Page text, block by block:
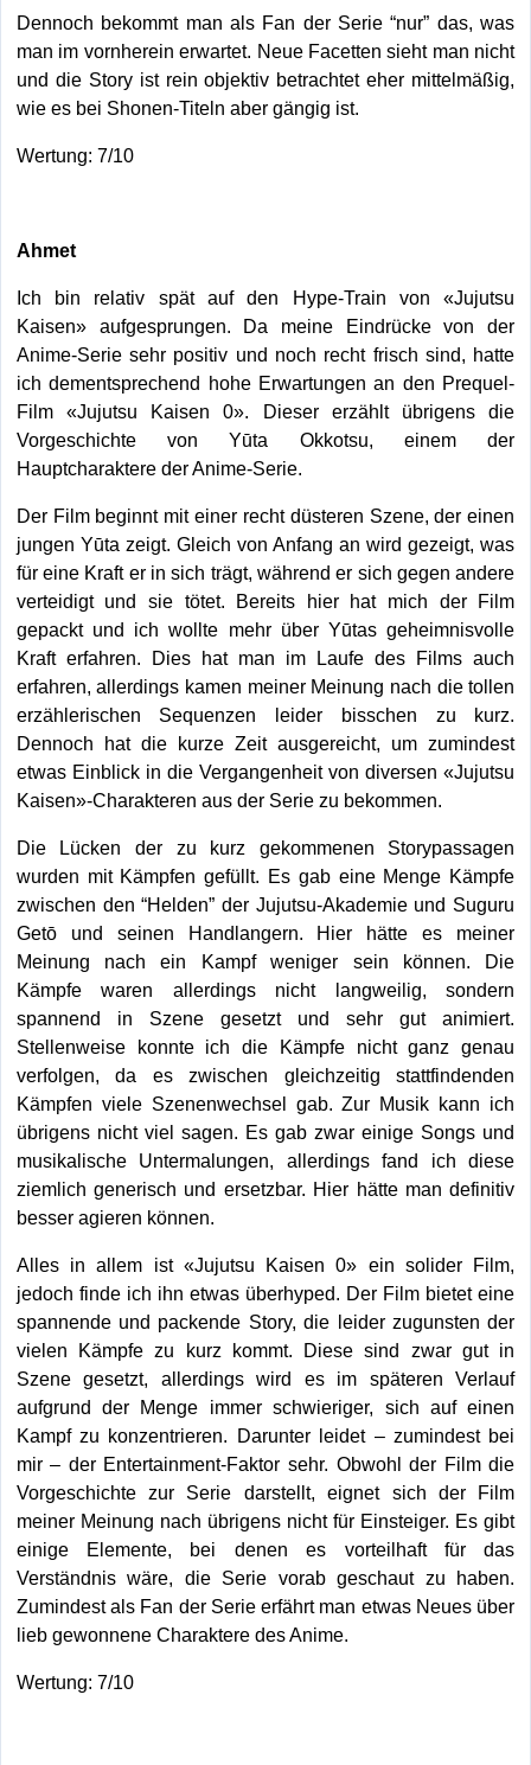
Dennoch bekommt man als Fan der Serie “nur” das, was
man im vornherein erwartet. Neue Facetten sieht man nicht
und die Story ist rein objektiv betrachtet eher mittelmäßig,
wie es bei Shonen-Titeln aber gängig ist.
Wertung: 7/10
Ahmet
Ich bin relativ spät auf den Hype-Train von «Jujutsu
Kaisen» aufgesprungen. Da meine Eindrücke von der
Anime-Serie sehr positiv und noch recht frisch sind, hatte
ich dementsprechend hohe Erwartungen an den Prequel-
Film «Jujutsu Kaisen 0». Dieser erzählt übrigens die
Vorgeschichte von Yūta Okkotsu, einem der
Hauptcharaktere der Anime-Serie.
Der Film beginnt mit einer recht düsteren Szene, der einen
jungen Yūta zeigt. Gleich von Anfang an wird gezeigt, was
für eine Kraft er in sich trägt, während er sich gegen andere
verteidigt und sie tötet. Bereits hier hat mich der Film
gepackt und ich wollte mehr über Yūtas geheimnisvolle
Kraft erfahren. Dies hat man im Laufe des Films auch
erfahren, allerdings kamen meiner Meinung nach die tollen
erzählerischen Sequenzen leider bisschen zu kurz.
Dennoch hat die kurze Zeit ausgereicht, um zumindest
etwas Einblick in die Vergangenheit von diversen «Jujutsu
Kaisen»-Charakteren aus der Serie zu bekommen.
Die Lücken der zu kurz gekommenen Storypassagen
wurden mit Kämpfen gefüllt. Es gab eine Menge Kämpfe
zwischen den “Helden” der Jujutsu-Akademie und Suguru
Getō und seinen Handlangern. Hier hätte es meiner
Meinung nach ein Kampf weniger sein können. Die
Kämpfe waren allerdings nicht langweilig, sondern
spannend in Szene gesetzt und sehr gut animiert.
Stellenweise konnte ich die Kämpfe nicht ganz genau
verfolgen, da es zwischen gleichzeitig stattfindenden
Kämpfen viele Szenenwechsel gab. Zur Musik kann ich
übrigens nicht viel sagen. Es gab zwar einige Songs und
musikalische Untermalungen, allerdings fand ich diese
ziemlich generisch und ersetzbar. Hier hätte man definitiv
besser agieren können.
Alles in allem ist «Jujutsu Kaisen 0» ein solider Film,
jedoch finde ich ihn etwas überhyped. Der Film bietet eine
spannende und packende Story, die leider zugunsten der
vielen Kämpfe zu kurz kommt. Diese sind zwar gut in
Szene gesetzt, allerdings wird es im späteren Verlauf
aufgrund der Menge immer schwieriger, sich auf einen
Kampf zu konzentrieren. Darunter leidet – zumindest bei
mir – der Entertainment-Faktor sehr. Obwohl der Film die
Vorgeschichte zur Serie darstellt, eignet sich der Film
meiner Meinung nach übrigens nicht für Einsteiger. Es gibt
einige Elemente, bei denen es vorteilhaft für das
Verständnis wäre, die Serie vorab geschaut zu haben.
Zumindest als Fan der Serie erfährt man etwas Neues über
lieb gewonnene Charaktere des Anime.
Wertung: 7/10